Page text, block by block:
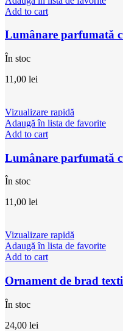
Add to cart
Lumânare parfumată
În stoc
11,00 lei
Vizualizare rapidă
Adaugă în lista de favorite
Add to cart
Lumânare parfumată
În stoc
11,00 lei
Vizualizare rapidă
Adaugă în lista de favorite
Add to cart
Ornament de brad
În stoc
24,00 lei